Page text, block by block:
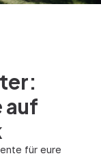
auf
für eure